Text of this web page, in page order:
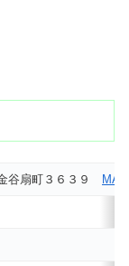
谷扇町３６３９ MAP